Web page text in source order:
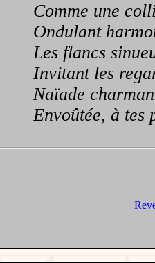
Comme une
Ondulant
Les flancs
Invitant les
Naïade
Envoûtée, à tes